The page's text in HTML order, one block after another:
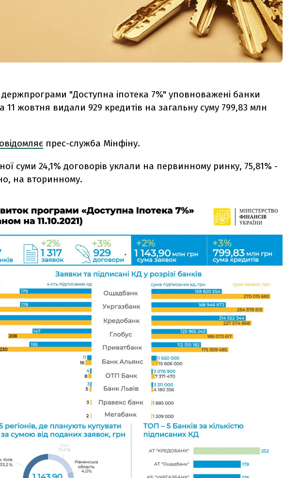
"Доступна іпотека 7%" уповноважені банки
11 жовтня видали 929 кредитів на загальну суму 799,83 млн
прес-служба Мінфіну.
суми 24,1% договорів уклали на первинному ринку, 75,81% -
на вторинному.